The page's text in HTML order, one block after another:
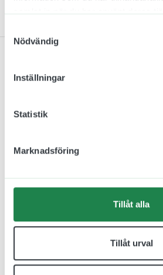
Nödvändig
Inställningar
Statistik
Marknadsföring
Tillåt alla
Tillåt urval
Flaggskylt Omklädning